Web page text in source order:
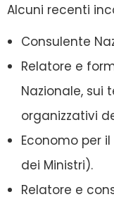
Alcuni recenti
Consulente
Relatore e
Nazionale,
organizzativi
Economo per
dei Ministri).
Relatore e